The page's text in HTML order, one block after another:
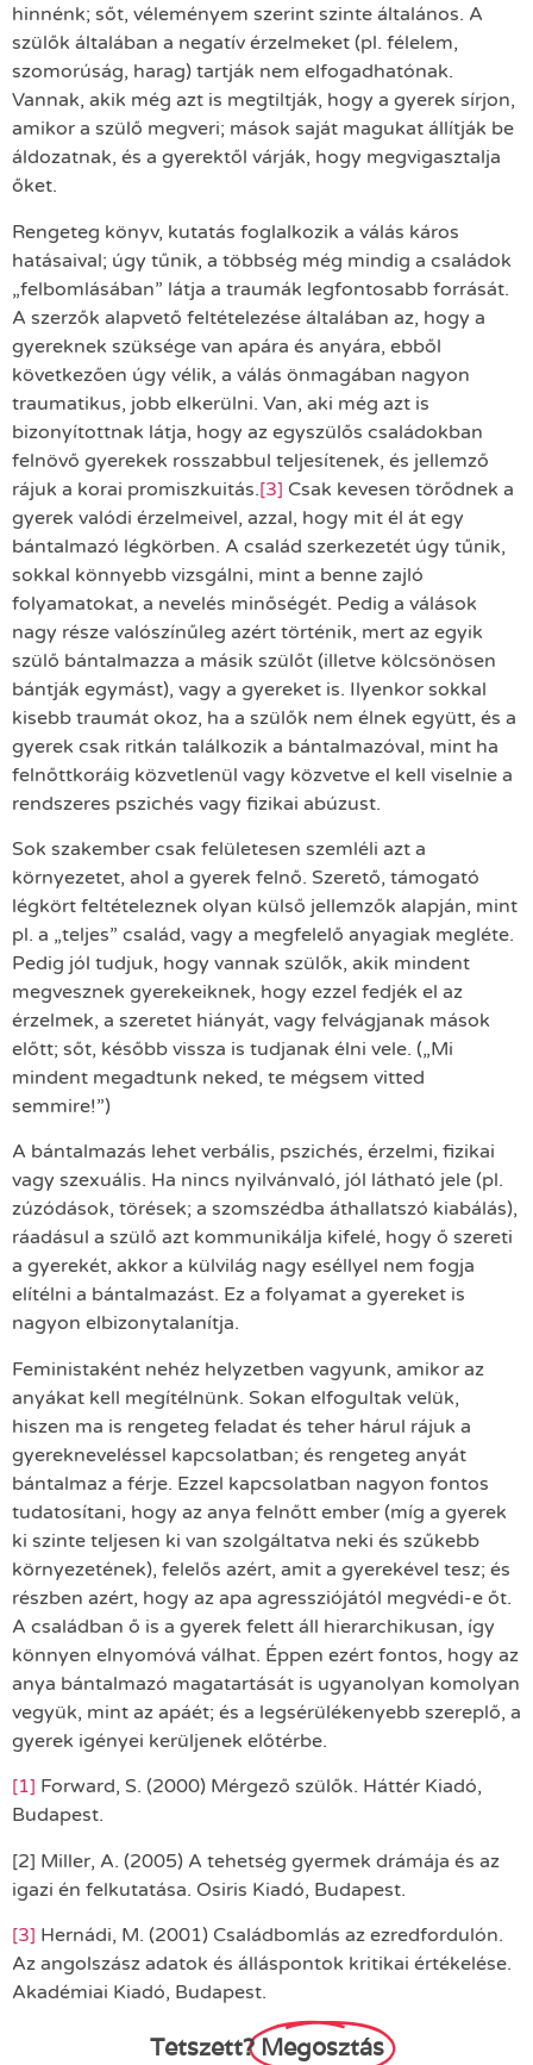
hinnénk; sőt, véleményem szerint szinte általános. A
szülők általában a negatív érzelmeket (pl. félelem,
szomorúság, harag) tartják nem elfogadhatónak.
Vannak, akik még azt is megtiltják, hogy a gyerek sírjon,
amikor a szülő megveri; mások saját magukat állítják be
áldozatnak, és a gyerektől várják, hogy megvigasztalja
őket.
Rengeteg könyv, kutatás foglalkozik a válás káros
hatásaival; úgy tűnik, a többség még mindig a családok
„felbomlásában” látja a traumák legfontosabb forrását.
A szerzők alapvető feltételezése általában az, hogy a
gyereknek szüksége van apára és anyára, ebből
következően úgy vélik, a válás önmagában nagyon
traumatikus, jobb elkerülni. Van, aki még azt is
bizonyítottnak látja, hogy az egyszülős családokban
felnövő gyerekek rosszabbul teljesítenek, és jellemző
rájuk a korai promiszkuitás.[3] Csak kevesen törődnek a
gyerek valódi érzelmeivel, azzal, hogy mit él át egy
bántalmazó légkörben. A család szerkezetét úgy tűnik,
sokkal könnyebb vizsgálni, mint a benne zajló
folyamatokat, a nevelés minőségét. Pedig a válások
nagy része valószínűleg azért történik, mert az egyik
szülő bántalmazza a másik szülőt (illetve kölcsönösen
bántják egymást), vagy a gyereket is. Ilyenkor sokkal
kisebb traumát okoz, ha a szülők nem élnek együtt, és a
gyerek csak ritkán találkozik a bántalmazóval, mint ha
felnőttkoráig közvetlenül vagy közvetve el kell viselnie a
rendszeres pszichés vagy fizikai abúzust.
Sok szakember csak felületesen szemléli azt a
környezetet, ahol a gyerek felnő. Szerető, támogató
légkört feltételeznek olyan külső jellemzők alapján, mint
pl. a „teljes” család, vagy a megfelelő anyagiak megléte.
Pedig jól tudjuk, hogy vannak szülők, akik mindent
megvesznek gyerekeiknek, hogy ezzel fedjék el az
érzelmek, a szeretet hiányát, vagy felvágjanak mások
előtt; sőt, később vissza is tudjanak élni vele. („Mi
mindent megadtunk neked, te mégsem vitted
semmire!”)
A bántalmazás lehet verbális, pszichés, érzelmi, fizikai
vagy szexuális. Ha nincs nyilvánvaló, jól látható jele (pl.
zúzódások, törések; a szomszédba áthallatszó kiabálás),
ráadásul a szülő azt kommunikálja kifelé, hogy ő szereti
a gyerekét, akkor a külvilág nagy eséllyel nem fogja
elítélni a bántalmazást. Ez a folyamat a gyereket is
nagyon elbizonytalanítja.
Feministaként nehéz helyzetben vagyunk, amikor az
anyákat kell megítélnünk. Sokan elfogultak velük,
hiszen ma is rengeteg feladat és teher hárul rájuk a
gyerekneveléssel kapcsolatban; és rengeteg anyát
bántalmaz a férje. Ezzel kapcsolatban nagyon fontos
tudatosítani, hogy az anya felnőtt ember (míg a gyerek
ki szinte teljesen ki van szolgáltatva neki és szűkebb
környezetének), felelős azért, amit a gyerekével tesz; és
részben azért, hogy az apa agressziójától megvédi-e őt.
A családban ő is a gyerek felett áll hierarchikusan, így
könnyen elnyomóvá válhat. Éppen ezért fontos, hogy az
anya bántalmazó magatartását is ugyanolyan komolyan
vegyük, mint az apáét; és a legsérülékenyebb szereplő, a
gyerek igényei kerüljenek előtérbe.
[1] Forward, S. (2000) Mérgező szülők. Háttér Kiadó,
Budapest.
[2] Miller, A. (2005) A tehetség gyermek drámája és az
igazi én felkutatása. Osiris Kiadó, Budapest.
[3] Hernádi, M. (2001) Családbomlás az ezredfordulón.
Az angolszász adatok és álláspontok kritikai értékelése.
Akadémiai Kiadó, Budapest.
Tetszett? Megosztás